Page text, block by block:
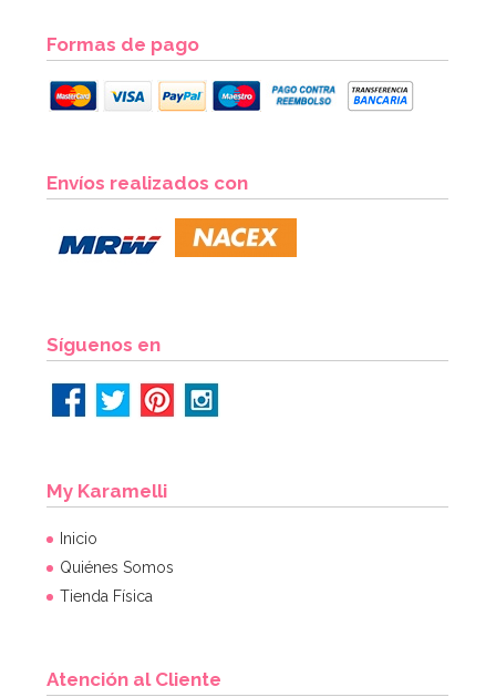
2,95€ 2,95€
Formas de pago
Envíos realizados con
Síguenos en
My Karamelli
Inicio
Quiénes Somos
Tienda Física
Atención al Cliente